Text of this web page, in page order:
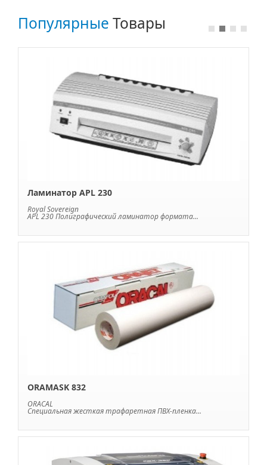
Популярные Товары
Ламинатор APL 230
Royal Sovereign
APL 230 Полиграфический ламинатор формата...
ORAMASK 832
ORACAL
Специальная жесткая трафаретная ПВХ-пленка...